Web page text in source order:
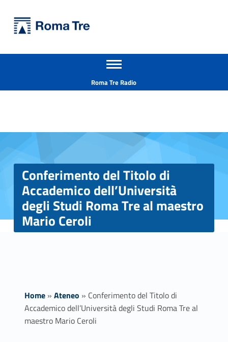
Conferimento del Titolo di Accademico dell'Università degli Studi Roma Tre al maestro Mario Ceroli - Università Roma Tre
Apri il menu secondario
Roma Tre Radio
Conferimento del Titolo di
Accademico dell’Università
degli Studi Roma Tre al maestro
Mario Ceroli
Home» Ateneo » Conferimento del Titolo di
Accademico dell’Università degli Studi Roma Tre al
maestro Mario Ceroli